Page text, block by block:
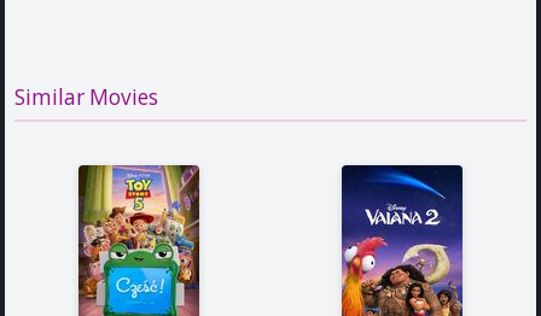
Similar Movies